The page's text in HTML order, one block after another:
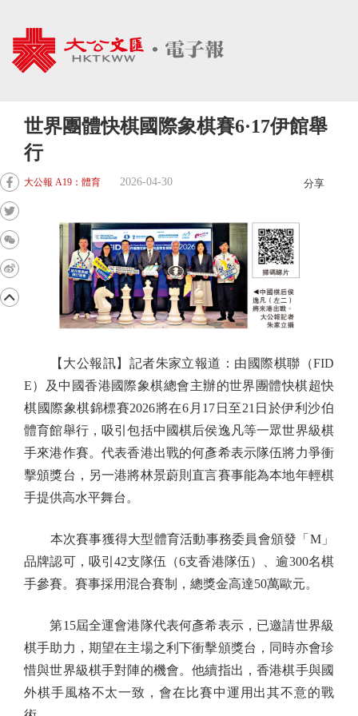
世界團體快棋國際象棋賽6·17伊館舉
行
大公報 A19：體育 2026-04-30 分享
【大公報訊】記者朱家立報道：由國際棋聯（FID
E）及中國香港國際象棋總會主辦的世界團體快棋超快
棋國際象棋錦標賽2026將在6月17日至21日於伊利沙伯
體育館舉行，吸引包括中國棋后侯逸凡等一眾世界級棋
手來港作賽。代表香港出戰的何彥希表示隊伍將力爭衝
擊頒獎台，另一港將林景蔚則直言賽事能為本地年輕棋
手提供高水平舞台。
本次賽事獲得大型體育活動事務委員會頒發「M」
品牌認可，吸引42支隊伍（6支香港隊伍）、逾300名棋
手參賽。賽事採用混合賽制，總獎金高達50萬歐元。
第15屆全運會港隊代表何彥希表示，已邀請世界級
棋手助力，期望在主場之利下衝擊頒獎台，同時亦會珍
惜與世界級棋手對陣的機會。他續指出，香港棋手與國
外棋手風格不太一致，會在比賽中運用出其不意的戰